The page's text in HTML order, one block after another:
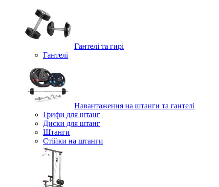
Гантелі та гирі
Гантелі
Навантаження на штанги та гантелі
Грифи для штанг
Диски для штанг
Штанги
Стійки на штанги